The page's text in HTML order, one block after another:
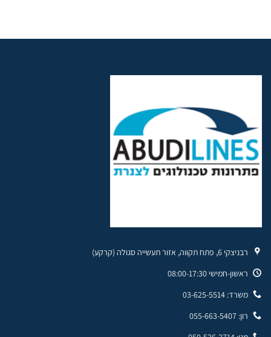
רבניצקי 6, פתח תקווה, אזור תעשייה סגולה (קרקע)
ראשון-חמישי 08:00-17:30
משרד: 03-625-5514
רון: 055-663-5407